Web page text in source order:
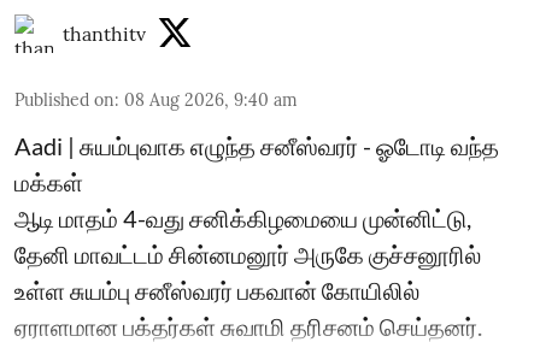
thanthitv
Published on: 08 Aug 2026, 9:40 am
Aadi | சுயம்புவாக எழுந்த சனீஸ்வரர் - ஓடோடி வந்த
மக்கள்
ஆடி மாதம் 4-வது சனிக்கிழமையை முன்னிட்டு,
தேனி மாவட்டம் சின்னமனூர் அருகே குச்சனூரில்
உள்ள சுயம்பு சனீஸ்வரர் பகவான் கோயிலில்
ஏராளமான பக்தர்கள் சுவாமி தரிசனம் செய்தனர்.